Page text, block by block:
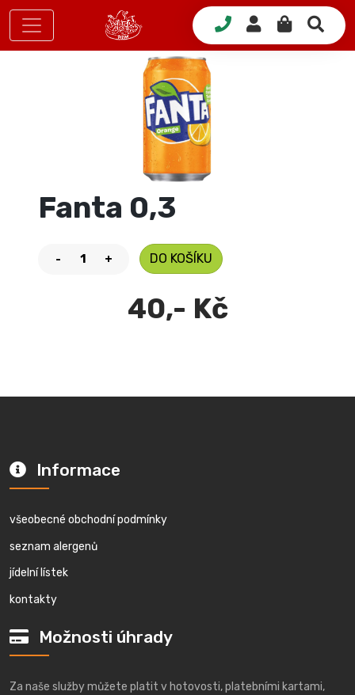
Fanta 0,3
- + DO KOŠÍKU
40,- Kč
Informace
všeobecné obchodní podmínky
seznam alergenů
jídelní lístek
kontakty
Možnosti úhrady
Za naše služby můžete platit v hotovosti, platebními kartami,